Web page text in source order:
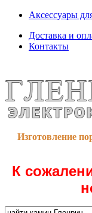
Аксессуары
Доставка и
Контакты
Изготовление
К